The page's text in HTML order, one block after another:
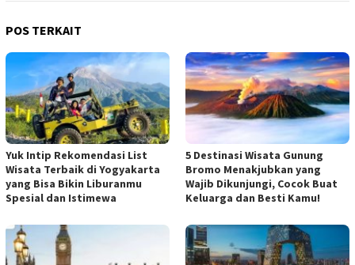
POS TERKAIT
Yuk Intip Rekomendasi List
Wisata Terbaik di Yogyakarta
yang Bisa Bikin Liburanmu
Spesial dan Istimewa
5 Destinasi Wisata Gunung
Bromo Menakjubkan yang
Wajib Dikunjungi, Cocok Buat
Keluarga dan Besti Kamu!